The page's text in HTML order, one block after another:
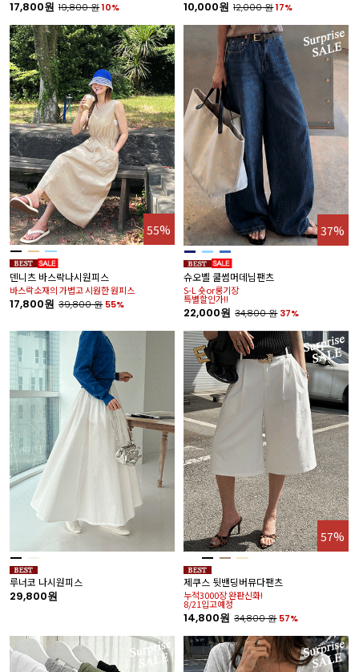
17,800원 19,800원10% 10,000원 12,000원17%
55%
덴니츠 바스락나시원피스
바스락소재의 가볍고 시원한 원피스
17,800원 39,800원 55%
37%
슈오벨 쿨썸머데님팬츠
S-L 숏or롱기장
특별할인가!!
22,000원 34,800원 37%
루너코 나시원피스
29,800원
57%
제쿠스 뒷밴딩버뮤다팬츠
누적3000장 완판신화!
8/21입고예정
14,800원 34,800원 57%